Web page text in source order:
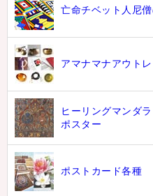
亡命チベット人尼
アマナマナアウトレ
ヒーリングマンダラ
ポスター
ポストカード各種